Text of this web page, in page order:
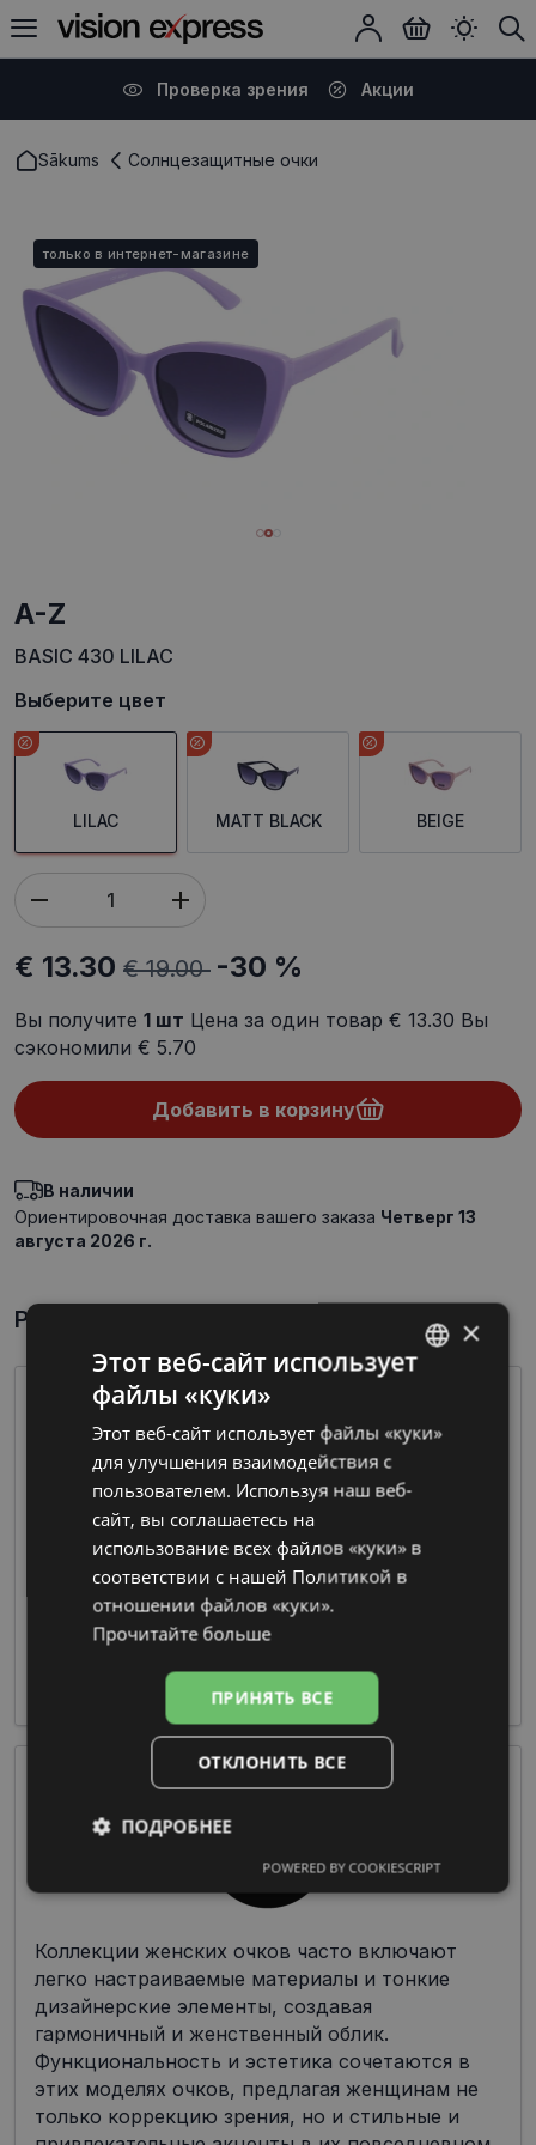
Проверка зрения Акции
Sākums Солнцезащитные очки
только в интернет-магазине
A-Z
BASIC 430 LILAC
Выберите цвет
LILAC MATT BLACK BEIGE
€ 13.30 € 19.00 -30 %
Вы получите 1 шт Цена за один товар € 13.30 Вы
сэкономили € 5.70
Добавить в корзину
В наличии
Ориентировочная доставка вашего заказа Четверг 13
августа 2026 г.
Par preci īsumā
Очки из пластмассы предлагают широкие
возможности по цветовой гамме и дизайну
при изготовлении оправы, что делает их
и производителей.
Коллекции женских очков часто включают
легко настраиваемые материалы и тонкие
дизайнерские элементы, создавая
гармоничный и женственный облик.
Функциональность и эстетика сочетаются в
этих моделях очков, предлагая женщинам не
только коррекцию зрения, но и стильные и
RUSSIAN
×
Этот веб-сайт использует
файлы «куки»
Этот веб-сайт использует файлы «куки»
для улучшения взаимодействия с
пользователем. Используя наш веб-
сайт, вы соглашаетесь на
использование всех файлов «куки» в
соответствии с нашей Политикой в ​​
отношении файлов «куки».
Прочитайте больше
ПРИНЯТЬ ВСЕ
ОТКЛОНИТЬ ВСЕ
ПОДРОБНЕЕ
Аналитические
Целевые Функциональные
Неклассифицированные
POWERED BY COOKIESCRIPT